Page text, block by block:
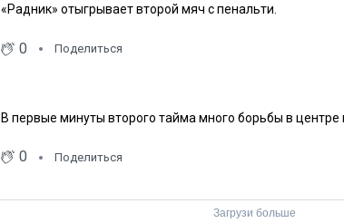
«Радник» отыгрывает второй мяч с пенальти.
0 Поделиться
В первые минуты второго тайма много борьбы в
0 Поделиться
Загрузи больше